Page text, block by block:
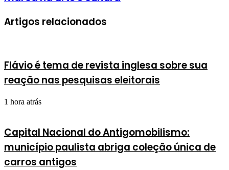
Artigos relacionados
Flávio é tema de revista inglesa sobre sua
reação nas pesquisas eleitorais
1 hora atrás
Capital Nacional do Antigomobilismo:
município paulista abriga coleção única de
carros antigos